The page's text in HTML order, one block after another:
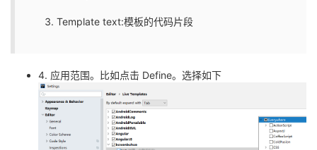
Template text:模板的代码片段
4. 应用范围。比如点击 Define。选择如下